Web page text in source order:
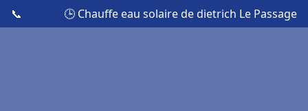
📞 🕒 Chauffe eau solaire de dietrich Le Passage